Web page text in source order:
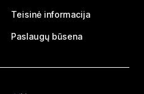
Teisinė informacija
Paslaugų būsena